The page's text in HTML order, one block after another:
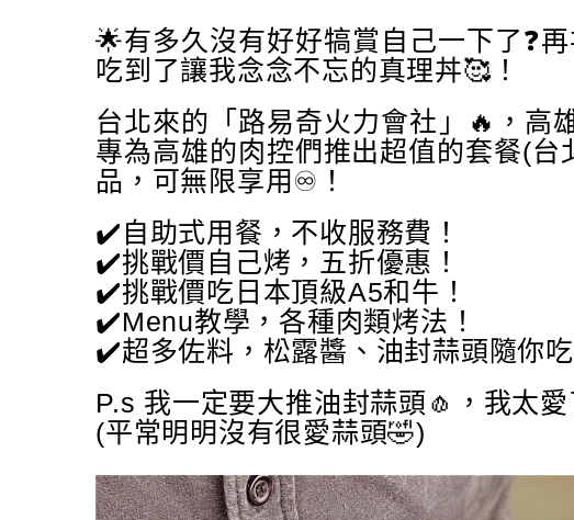
🌟有多久沒有好好犒賞自己一下了❓
吃到了讓我念念不忘的真理丼🥰！
台北來的「路易奇火力會社」🔥，高
專為高雄的肉控們推出超值的套餐(
品，可無限享用♾️！
✔️自助式用餐，不收服務費！
✔️挑戰價自己烤，五折優惠！
✔️挑戰價吃日本頂級A5和牛！
✔️Menu教學，各種肉類烤法！
✔️超多佐料，松露醬、油封蒜頭隨你吃
P.s 我一定要大推油封蒜頭🧄，我太
(平常明明沒有很愛蒜頭🤣)